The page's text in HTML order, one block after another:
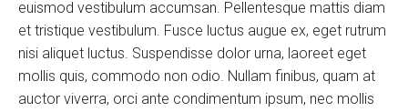
euismod vestibulum accumsan. Pellentesque mattis diam
et tristique vestibulum. Fusce luctus augue ex, eget rutrum
nisi aliquet luctus. Suspendisse dolor urna, laoreet eget
mollis quis, commodo non odio. Nullam finibus, quam at
auctor viverra, orci ante condimentum ipsum, nec mollis